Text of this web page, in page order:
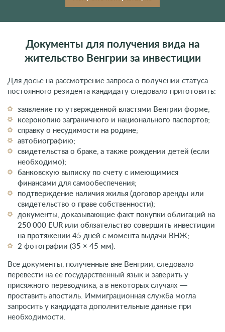
жительство Венгрии за инвестиции
Для досье на рассмотрение запроса о получении статуса
постоянного резидента кандидату следовало приготовить:
заявление по утвержденной властями Венгрии форме;
ксерокопию заграничного и национального паспортов;
справку о несудимости на родине;
автобиографию;
свидетельства о браке, а также рождении детей (если
необходимо);
банковскую выписку по счету с имеющимися
финансами для самообеспечения;
подтверждение наличия жилья (договор аренды или
свидетельство о праве собственности);
документы, доказывающие факт покупки облигаций на
на протяжении 45 дней с момента выдачи ВНЖ;
2 фотографии (35 × 45 мм).
Все документы, полученные вне Венгрии, следовало
перевести на ее государственный язык и заверить у
присяжного переводчика, а в некоторых случаях —